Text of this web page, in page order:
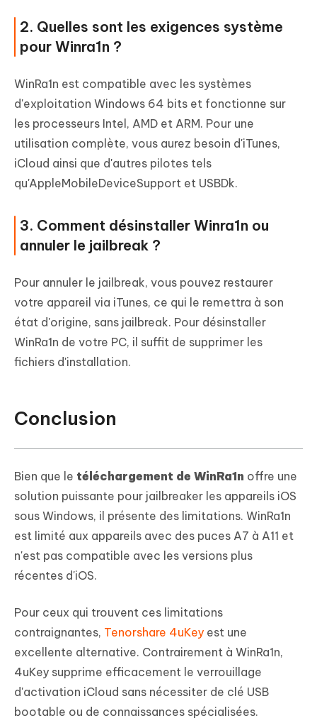
2. Quelles sont les exigences système
pour Winra1n ?
WinRa1n est compatible avec les systèmes
d'exploitation Windows 64 bits et fonctionne sur
les processeurs Intel, AMD et ARM. Pour une
utilisation complète, vous aurez besoin d'iTunes,
iCloud ainsi que d'autres pilotes tels
qu'AppleMobileDeviceSupport et USBDk.
3. Comment désinstaller Winra1n ou
annuler le jailbreak ?
Pour annuler le jailbreak, vous pouvez restaurer
votre appareil via iTunes, ce qui le remettra à son
état d'origine, sans jailbreak. Pour désinstaller
WinRa1n de votre PC, il suffit de supprimer les
fichiers d'installation.
Conclusion
Bien que le téléchargement de WinRa1n offre une
solution puissante pour jailbreaker les appareils iOS
sous Windows, il présente des limitations. WinRa1n
est limité aux appareils avec des puces A7 à A11 et
n'est pas compatible avec les versions plus
récentes d'iOS.
Pour ceux qui trouvent ces limitations
contraignantes, Tenorshare 4uKey est une
excellente alternative. Contrairement à WinRa1n,
4uKey supprime efficacement le verrouillage
d'activation iCloud sans nécessiter de clé USB
bootable ou de connaissances spécialisées.